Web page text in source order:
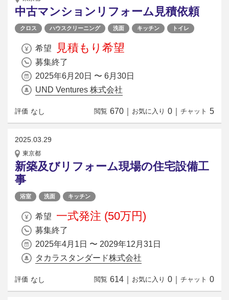
中古マンションリフォーム見積依頼
クロス ハウスクリーニング 洗面 キッチン トイレ
希望 見積もり希望
募集終了
2025年6月20日 〜 6月30日
UND Ventures 株式会社
評価 なし 閲覧 670 お気に入り 0 チャット 5
2025.03.29
東京都
新築及びリフォーム現場の住宅設備工
事
浴室 洗面 キッチン
希望 一式発注 (50万円)
募集終了
2025年4月1日 〜 2029年12月31日
タカラスタンダード株式会社
評価 なし 閲覧 614 お気に入り 0 チャット 0